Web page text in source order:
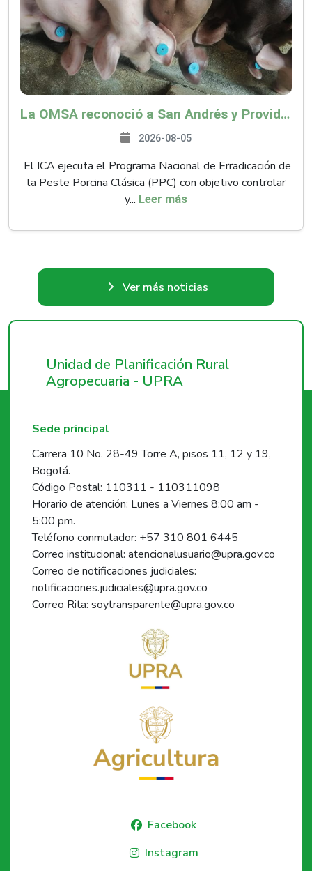
La OMSA reconoció a San Andrés y Providencia como zona libre de Peste Porcina Clásica (PPC)
2026-08-05
El ICA ejecuta el Programa Nacional de Erradicación de
la Peste Porcina Clásica (PPC) con objetivo controlar
y... Leer más
Ver más noticias
Unidad de Planificación Rural
Agropecuaria - UPRA
Sede principal
Carrera 10 No. 28-49 Torre A, pisos 11, 12 y 19,
Bogotá.
Código Postal: 110311 - 110311098
Horario de atención: Lunes a Viernes 8:00 am -
5:00 pm.
Teléfono conmutador: +57 310 801 6445
Correo institucional: atencionalusuario@upra.gov.co
Correo de notificaciones judiciales:
notificaciones.judiciales@upra.gov.co
Correo Rita: soytransparente@upra.gov.co
Facebook
Instagram